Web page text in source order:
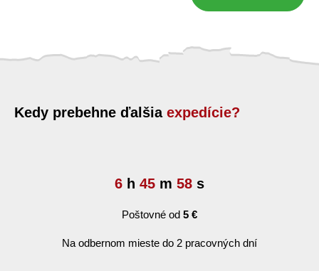
Kedy prebehne ďalšia expedície?
6 h 45 m 57 s
Poštovné od 5 €
Na odbernom mieste do 2 pracovných dní